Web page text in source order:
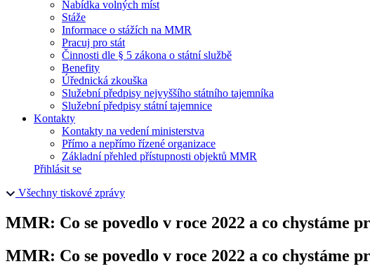
Nabídka volných míst
Stáže
Informace o stážích na MMR
Pracuj pro stát
Činnosti dle § 5 zákona o státní službě
Benefity
Úřednická zkouška
Služební předpisy nejvyššího státního tajemníka
Služební předpisy státní tajemnice
Kontakty
Kontakty na vedení ministerstva
Přímo a nepřímo řízené organizace
Základní přehled přístupnosti objektů MMR
Přihlásit se
Všechny tiskové zprávy
MMR: Co se povedlo v roce 2022 a co chystáme
MMR: Co se povedlo v roce 2022 a co chystáme